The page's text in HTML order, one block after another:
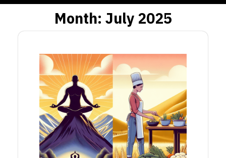
Month: July 2025